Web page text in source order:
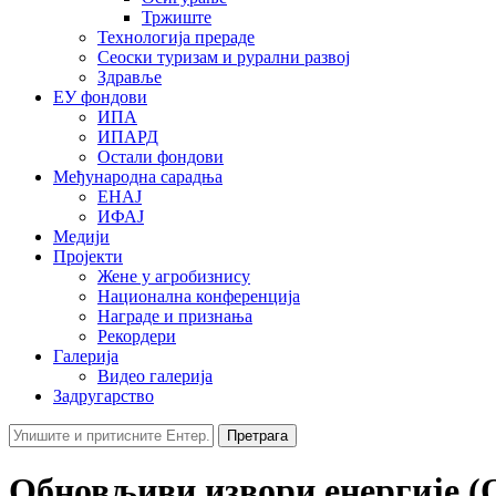
Тржиште
Технологија прераде
Сеоски туризам и рурални развој
Здравље
ЕУ фондови
ИПА
ИПАРД
Остали фондови
Међународна сарадња
ЕНАЈ
ИФАЈ
Медији
Пројекти
Жене у агробизнису
Национална конференција
Награде и признања
Рекордери
Галерија
Видео галерија
Задругарство
Претрага